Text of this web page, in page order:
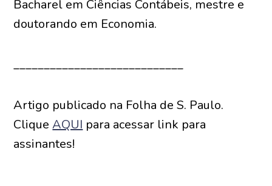
Bacharel em Ciências Contábeis, mestre e
doutorando em Economia.
____________________________
Artigo publicado na Folha de S. Paulo.
CliqueAQUI para acessar link para
assinantes!